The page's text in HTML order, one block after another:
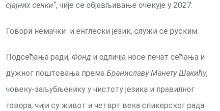
сјајних сенки“, чије се објављивање очекује у 2027.
Говори немачки и енглески језик, служи се руским.
Подсећања ради, Фонд и одличја носе печат сећања и
дужног поштовања према Браниславу Манету Шакићу,
човеку-заљубљенику у чистоту језика и правилног
говора, чији су живот и четврт века спикерског рада